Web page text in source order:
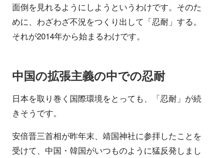
面倒を見れるようにしようというわけです。そのた
めに、わざわざ不況をつくり出して「忍耐」する。
それが2014年から始まるわけです。
中国の拡張主義の中での忍耐
日本を取り巻く国際環境をとっても、「忍耐」が続
きそうです。
安倍晋三首相が昨年末、靖国神社に参拝したことを
受けて、中国・韓国がいつものように猛反発しまし